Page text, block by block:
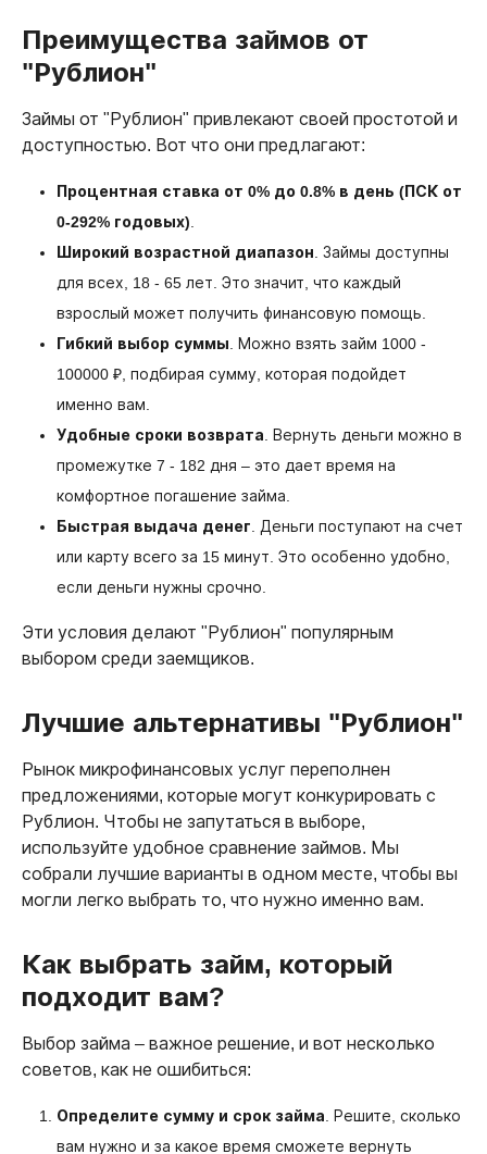
Преимущества займов от
"Рублион"
Займы от "Рублион" привлекают своей простотой и
доступностью. Вот что они предлагают:
Процентная ставка от 0% до 0.8% в день (ПСК от
0-292% годовых)
Широкий возрастной диапазон . Займы доступны
для всех, 18 - 65 лет. Это значит, что каждый
взрослый может получить финансовую помощь.
Гибкий выбор суммы . Можно взять займ 1000 -
100000 ₽, подбирая сумму, которая подойдет
именно вам.
Удобные сроки возврата . Вернуть деньги можно в
промежутке 7 - 182 дня – это дает время на
комфортное погашение займа.
Быстрая выдача денег . Деньги поступают на счет
или карту всего за 15 минут. Это особенно удобно,
если деньги нужны срочно.
Эти условия делают "Рублион" популярным
выбором среди заемщиков.
Лучшие альтернативы "Рублион"
Рынок микрофинансовых услуг переполнен
предложениями, которые могут конкурировать с
Рублион. Чтобы не запутаться в выборе,
используйте удобное сравнение займов. Мы
собрали лучшие варианты в одном месте, чтобы вы
могли легко выбрать то, что нужно именно вам.
Как выбрать займ, который
подходит вам?
Выбор займа – важное решение, и вот несколько
советов, как не ошибиться:
Определите сумму и срок займа . Решите, сколько
вам нужно и за какое время сможете вернуть